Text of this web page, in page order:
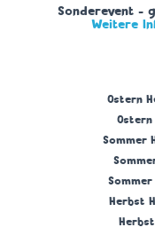
Sonderevent –
Weitere
Ostern
Ostern
Sommer
Sommer
Herbst
Herbst